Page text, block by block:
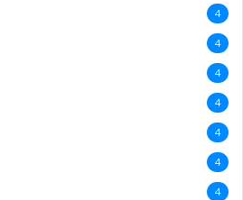
4
4
4
4
4
4
4